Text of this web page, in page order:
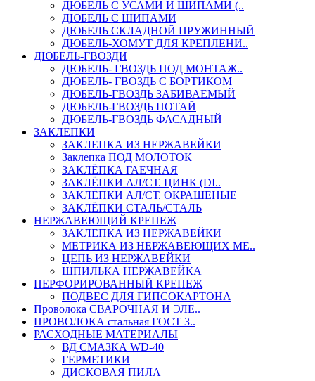
ДЮБЕЛЬ С УСАМИ И ШИПАМИ (..
ДЮБЕЛЬ С ШИПАМИ
ДЮБЕЛЬ СКЛАДНОЙ ПРУЖИННЫЙ
ДЮБЕЛЬ-ХОМУТ ДЛЯ КРЕПЛЕНИ..
ДЮБЕЛЬ-ГВОЗДИ
ДЮБЕЛЬ- ГВОЗДЬ ПОД МОНТАЖ..
ДЮБЕЛЬ- ГВОЗДЬ С БОРТИКОМ
ДЮБЕЛЬ-ГВОЗДЬ ЗАБИВАЕМЫЙ
ДЮБЕЛЬ-ГВОЗДЬ ПОТАЙ
ДЮБЕЛЬ-ГВОЗДЬ ФАСАДНЫЙ
ЗАКЛЕПКИ
ЗАКЛЕПКА ИЗ НЕРЖАВЕЙКИ
Заклепка ПОД МОЛОТОК
ЗАКЛЁПКА ГАЕЧНАЯ
ЗАКЛЁПКИ АЛ/СТ. ЦИНК (DI..
ЗАКЛЁПКИ АЛ/СТ. ОКРАШЕНЫЕ
ЗАКЛЁПКИ СТАЛЬ/СТАЛЬ
НЕРЖАВЕЮЩИЙ КРЕПЕЖ
ЗАКЛЕПКА ИЗ НЕРЖАВЕЙКИ
МЕТРИКА ИЗ НЕРЖАВЕЮЩИХ МЕ..
ЦЕПЬ ИЗ НЕРЖАВЕЙКИ
ШПИЛЬКА НЕРЖАВЕЙКА
ПЕРФОРИРОВАННЫЙ КРЕПЕЖ
ПОДВЕС ДЛЯ ГИПСОКАРТОНА
Проволока СВАРОЧНАЯ И ЭЛЕ..
ПРОВОЛОКА стальная ГОСТ 3..
РАСХОДНЫЕ МАТЕРИАЛЫ
ВД СМАЗКА WD-40
ГЕРМЕТИКИ
ДИСКОВАЯ ПИЛА